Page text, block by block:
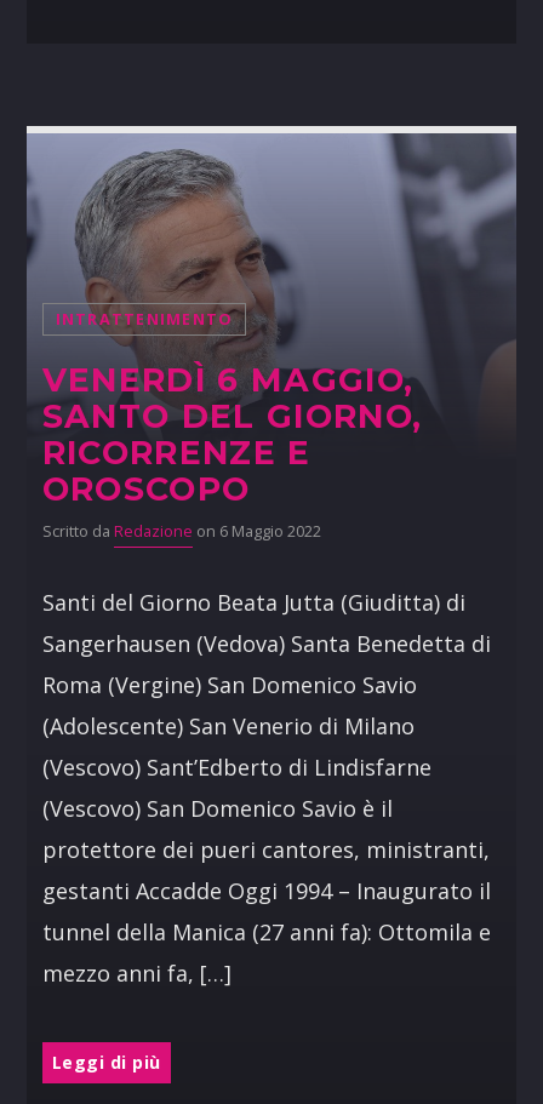
INTRATTENIMENTO
VENERDÌ 6 MAGGIO,
SANTO DEL GIORNO,
RICORRENZE E
OROSCOPO
Scritto da Redazione on 6 Maggio 2022
Santi del Giorno Beata Jutta (Giuditta) di
Sangerhausen (Vedova) Santa Benedetta di
Roma (Vergine) San Domenico Savio
(Adolescente) San Venerio di Milano
(Vescovo) Sant’Edberto di Lindisfarne
(Vescovo) San Domenico Savio è il
protettore dei pueri cantores, ministranti,
gestanti Accadde Oggi 1994 – Inaugurato il
tunnel della Manica (27 anni fa): Ottomila e
mezzo anni fa, […]
Leggi di più